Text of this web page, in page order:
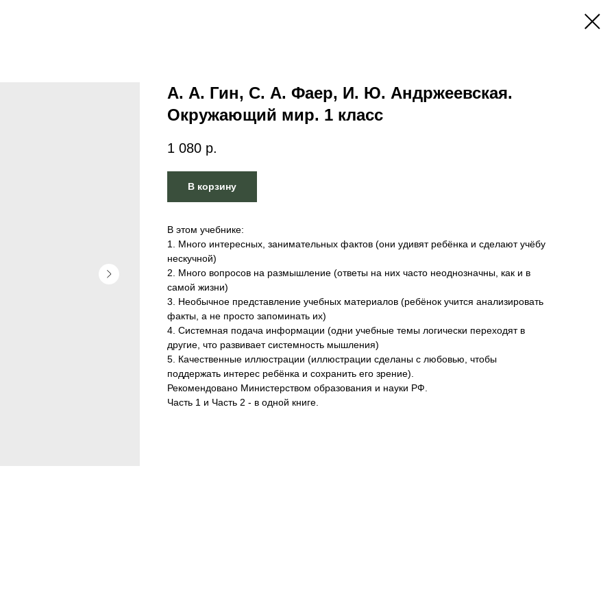
А. А. Гин, С. А. Фаер, И. Ю. Андржеевская.
Окружающий мир. 1 класс
1 080 р.
В корзину
В этом учебнике:
1. Много интересных, занимательных фактов (они удивят ребёнка и сделают учёбу
нескучной)
2. Много вопросов на размышление (ответы на них часто неоднозначны, как и в
самой жизни)
3. Необычное представление учебных материалов (ребёнок учится анализировать
факты, а не просто запоминать их)
4. Системная подача информации (одни учебные темы логически переходят в
другие, что развивает системность мышления)
5. Качественные иллюстрации (иллюстрации сделаны с любовью, чтобы
поддержать интерес ребёнка и сохранить его зрение).
Рекомендовано Министерством образования и науки РФ.
Часть 1 и Часть 2 - в одной книге.